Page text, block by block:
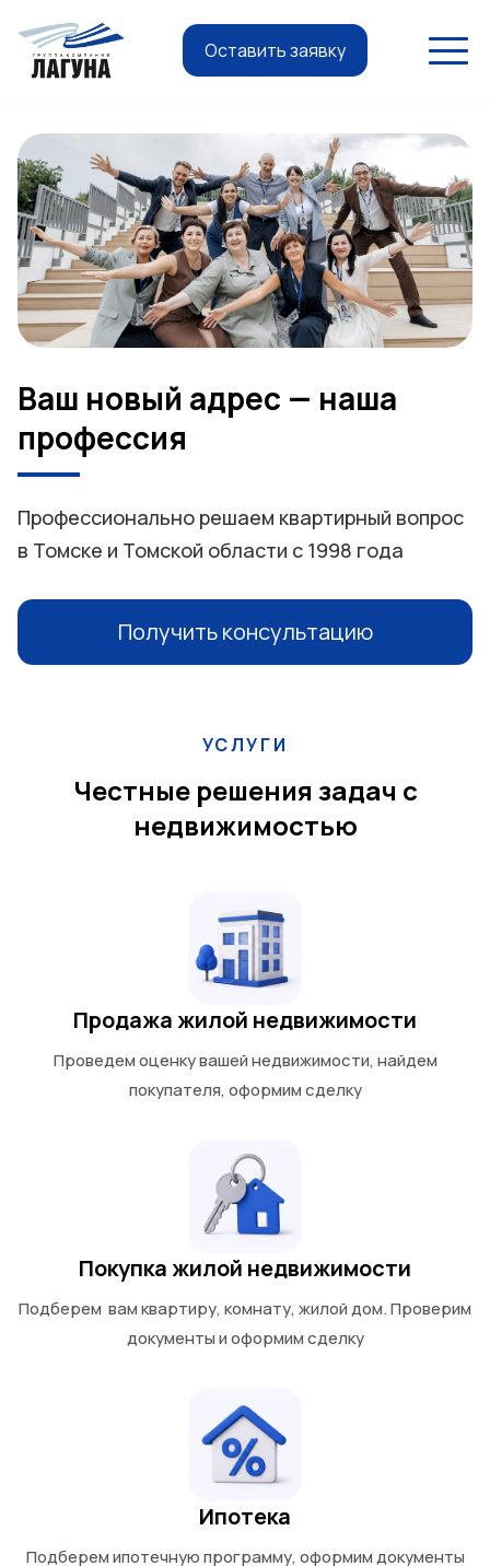
Оставить заявку
Ваш новый адрес — наша
профессия
Профессионально решаем квартирный вопрос
в Томске и Томской области с 1998 года
Получить консультацию
УСЛУГИ
Честные решения задач с
недвижимостью
Продажа жилой недвижимости
Проведем оценку вашей недвижимости, найдем
покупателя, оформим сделку
Покупка жилой недвижимости
Подберем вам квартиру, комнату, жилой дом. Проверим
документы и оформим сделку
Ипотека
Подберем ипотечную программу, оформим документы